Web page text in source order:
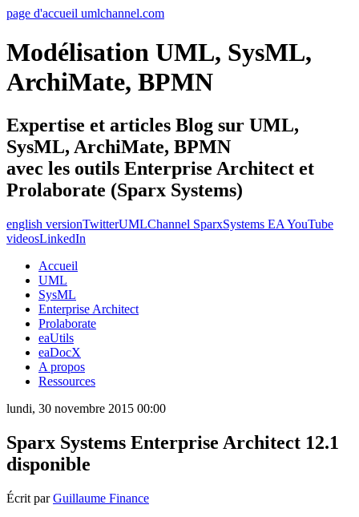
page d'accueil umlchannel.com
Modélisation UML, SysML,
ArchiMate, BPMN
Expertise et articles Blog sur UML,
SysML, ArchiMate, BPMN
avec les outils Enterprise Architect et
Prolaborate (Sparx Systems)
english versionTwitterUMLChannel SparxSystems EA YouTube
videosLinkedIn
Accueil
UML
SysML
Enterprise Architect
Prolaborate
eaUtils
eaDocX
A propos
Ressources
lundi, 30 novembre 2015 00:00
Sparx Systems Enterprise Architect 12.1
disponible
Écrit parGuillaume Finance